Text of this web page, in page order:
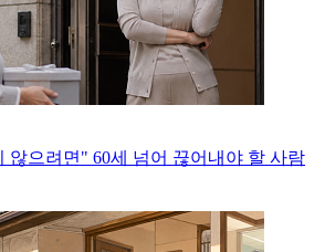
않으려면" 60세 넘어 끊어내야 할 사람